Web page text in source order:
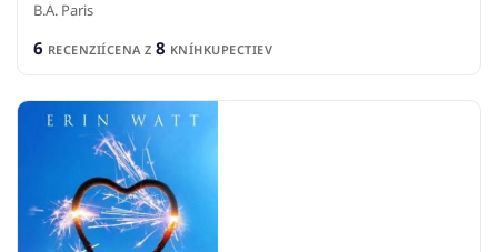
B.A. Paris
6 RECENZIÍCENA Z 8 KNÍHKUPECTIEV